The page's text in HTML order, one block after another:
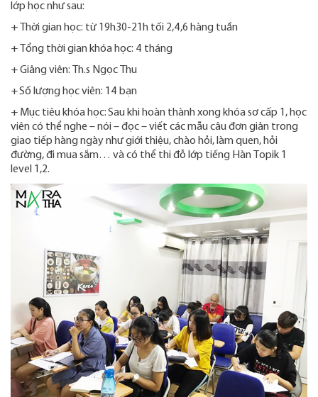
lớp học như sau:
+ Thời gian học: từ 19h30-21h tối 2,4,6 hàng tuần
+ Tổng thời gian khóa học: 4 tháng
+ Giảng viên: Th.s Ngọc Thu
+ Số lượng học viên: 14 bạn
+ Mục tiêu khóa học: Sau khi hoàn thành xong khóa sơ cấp 1, học
viên có thể nghe – nói – đọc – viết các mẫu câu đơn giản trong
giao tiếp hàng ngày như giới thiệu, chào hỏi, làm quen, hỏi
đường, đi mua sắm… và có thể thi đỗ lớp tiếng Hàn Topik 1
level 1,2.